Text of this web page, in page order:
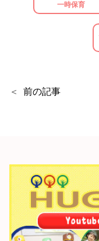
一時保育
前の記事